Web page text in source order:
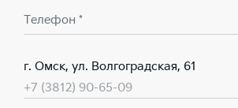
Телефон *
г. Омск, ул. Волгоградская, 61
+7 (3812) 90-65-09